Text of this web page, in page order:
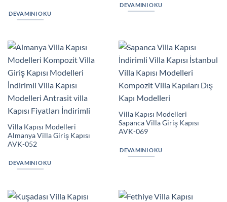
DEVAMINI OKU
DEVAMINI OKU
Villa Kapısı Modelleri
Almanya Villa Giriş Kapısı
AVK-052
DEVAMINI OKU
Villa Kapısı Modelleri
Sapanca Villa Giriş Kapısı
AVK-069
DEVAMINI OKU